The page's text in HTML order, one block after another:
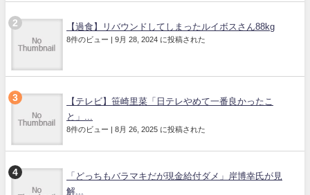
【過食】リバウンドしてしまったルイボスさん88kg
8件のビュー 9月 28, 2024 に投稿された
【テレビ】笹崎里菜「日テレやめて一番良かったこ
と」...
8件のビュー 8月 26, 2025 に投稿された
「どっちもバラマキだが現金給付ダメ」岸博幸氏が見
解...